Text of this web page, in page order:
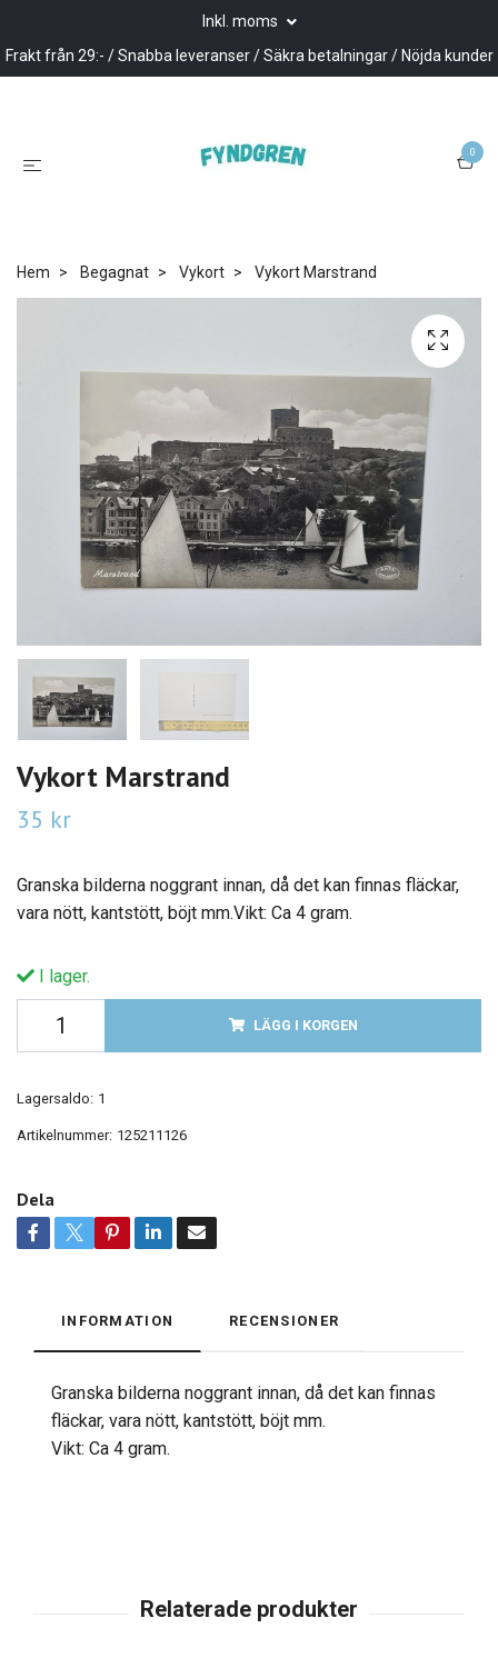
Inkl. moms
Frakt från 29:- / Snabba leveranser / Säkra betalningar / Nöjda kunder
0
Hem Begagnat Vykort Vykort Marstrand
Vykort Marstrand
35 kr
Granska bilderna noggrant innan, då det kan finnas fläckar,
vara nött, kantstött, böjt mm.Vikt: Ca 4 gram.
I lager.
LÄGG I KORGEN
Lagersaldo: 1
Artikelnummer: 125211126
Dela
INFORMATION RECENSIONER
Granska bilderna noggrant innan, då det kan finnas
fläckar, vara nött, kantstött, böjt mm.
Vikt: Ca 4 gram.